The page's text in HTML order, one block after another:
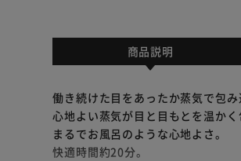
商品説明
働き続けた目をあったか蒸気で包み
心地よい蒸気が目と目もとを温か
まるでお風呂のような心地よさ。
快適時間約20分。